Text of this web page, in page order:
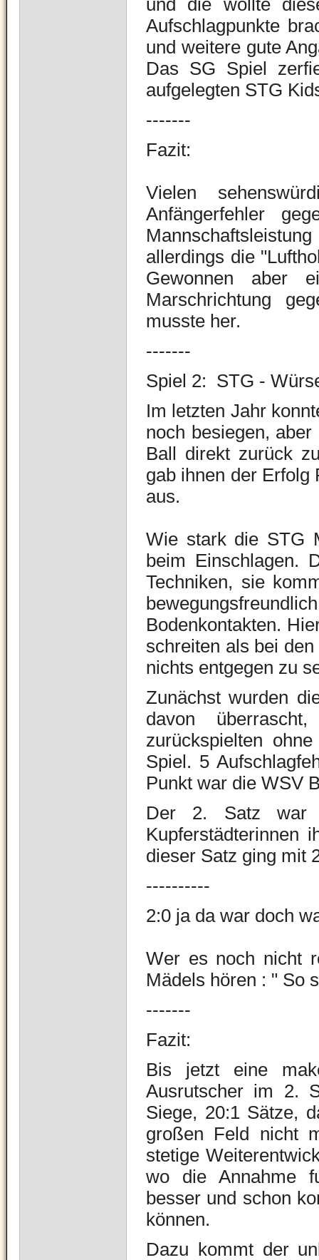
und die wollte
Aufschlagpunkte
und weitere gute
Das SG Spiel
aufgelegten STG
-------
Fazit:
Vielen
Anfängerfehler
allerdings die
Gewonnen aber
Marschrichtung
musste her.
-------
Spiel 2: STG -
Im letzten Jahr
noch besiegen,
Ball direkt zurück
gab ihnen der Erfolg
aus.
Wie stark die STG
beim Einschlagen.
Techniken, sie
Bodenkontakten.
schreiten als bei
nichts entgegen zu
Zunächst wurden
davon
zurückspielten
Spiel. 5
Punkt war die WSV
Der 2. Satz war
Kupferstädterinnen
dieser Satz ging mit
----------
2:0 ja da war doch
Wer es noch nicht
Mädels hören : " So
-------
Fazit:
Bis jetzt eine
Ausrutscher im 2.
Siege, 20:1 Sätze,
großen Feld nicht
stetige
wo die Annahme
besser und schon
können.
Dazu kommt der